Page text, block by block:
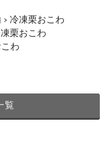
> 冷凍栗おこわ
凍栗おこわ
わ
覧